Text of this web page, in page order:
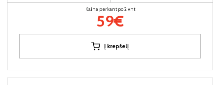
Kaina perkant po 2 vnt
59€
Į krepšelį